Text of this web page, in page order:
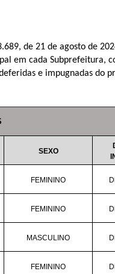
de 21 de agosto de
em cada Subprefeitura,
e impugnadas do
SEXO
FEMININO
FEMININO
MASCULINO
FEMININO